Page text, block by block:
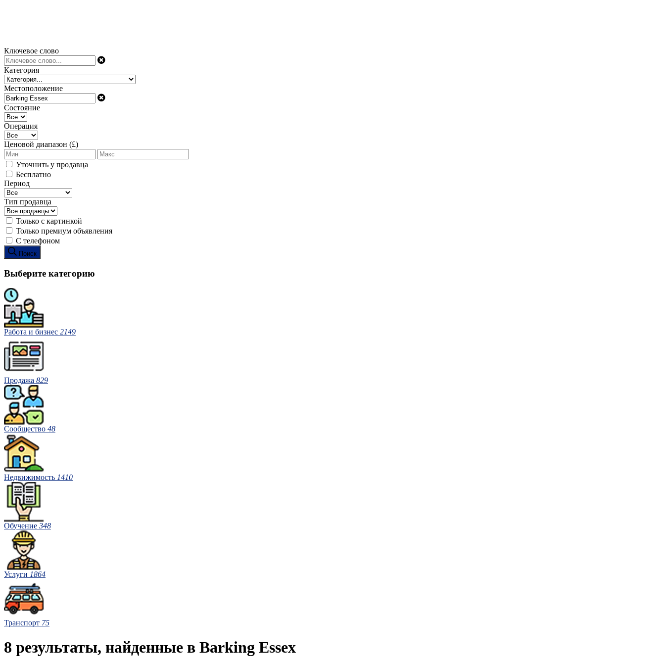
Ключевое слово
Категория
Местоположение
Состояние
Операция
Ценовой диапазон (£)
Уточнить у продавца
Бесплатно
Период
Тип продавца
Только с картинкой
Только премиум объявления
С телефоном
Поиск
Выберите категорию
Работа и бизнес 2149
Продажа 829
Сообщество 48
Недвижимость 1410
Обучение 348
Услуги 1864
Транспорт 75
8 результаты, найденные в Barking Essex